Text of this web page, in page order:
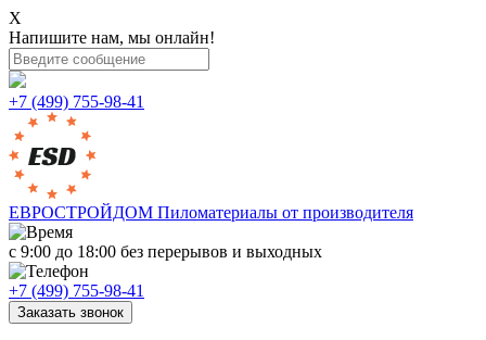
X
Напишите нам, мы онлайн!
+7 (499) 755-98-41
ЕВРОСТРОЙДОМ Пиломатериалы от производителя
с 9:00 до 18:00 без перерывов и выходных
+7 (499) 755-98-41
Заказать звонок